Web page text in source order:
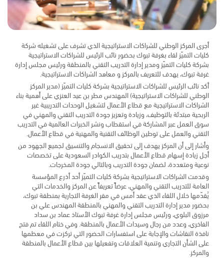
أجرى المركز الوطني للشراكات الاستراتيجية الذي تشرف على تشغيله شركة
كليات التميّز لقاء بغرفة تبوك بحضور نائب الرئيس للشراكات الاستراتيجية
بشركة كليات التميّز ومدير إدارة التدريب التقني بالمنطقة ورئيس مجلس إدارة
غرفة تبوك، يهدف للتعريف بالمركز و معاهد الشراكات الاستراتيجية.
أكد نائب الرئيس للشراكات الاستراتيجية بشركة كليات التميّز (مدير المركز
الوطني للشراكات الاستراتيجية) المهندس مطر بن عيد العنزي على أهمية بناء
الشراكات الاستراتيجية مع قطاع الأعمال لتشغيل الوحدات التدريبية غير
الربحية مبتدئة بالتوظيف، وزيادة وتعزيز جودة التدريب التقني والمهني في
سوق العمل عبر المشاركة في استقطاب ونشر الخبرات العالمية في التدريب
التقني والعمل على توطين الوظائف التقنية والمهنية في قطاع الأعمال.
وأشار إلى أن المركز يهدف إلى تحقيق الانسجام والتنسيق لجميع الجهود من
أجل زيادة إسهام قطاع الأعمال بتدريب الكوادر السعودية على تخصصات
نوعية ومتعددة، لضمان جودة التدريب وبالتالي جودة المخرجات.
وقدمت الشراكات الاستراتيجية بشركة كليات التميّز أحد أذرع المؤسسة
العامة للتدريب التقني والمهني، عرضاً تعريفاً عن المركز والخدمات التي
يُقدّمها خلال اللقاء الذي عقد أمس في مقر الغرفة التجارية بمنطقة تبوك،
بحضور مدير إدارة التدريب التقني والمهني بالمنطقة المهندس علي بن
مرزوق البلوي، ورئيس مجلس إدارة غرفة تبوك الأستاذ عماد بن سداد
الفاخري، وعدد من رجال وسيدات الأعمال بالمنطقة. وفي ختام اللقاء تم فتح
نافذة النقاشات والإجابة على استفسارات الحضور التي تركزت في معظمها
على الشأن التجاري وتنمية العلاقات وتفعيلها بين قطاع الأعمال بالمنطقة
والمركز.